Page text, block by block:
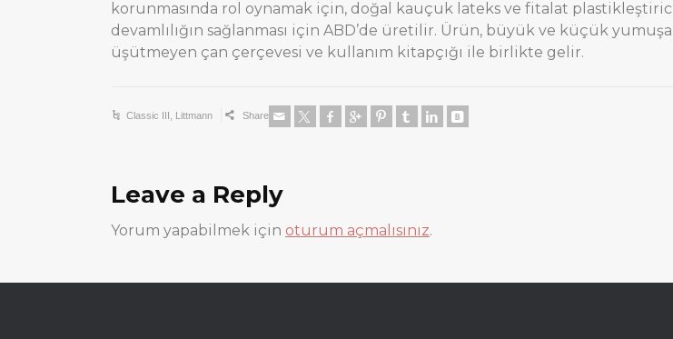
korunmasında rol oynamak için, doğal kauçuk lateks ve fitalat
devamlılığın sağlanması için ABD’de üretilir. Ürün, büyük ve küçük
üşütmeyen çan çerçevesi ve kullanım kitapçığı ile birlikte gelir.
Classic III Littmann Share
Leave a Reply
Yorum yapabilmek için oturum açmalısınız.